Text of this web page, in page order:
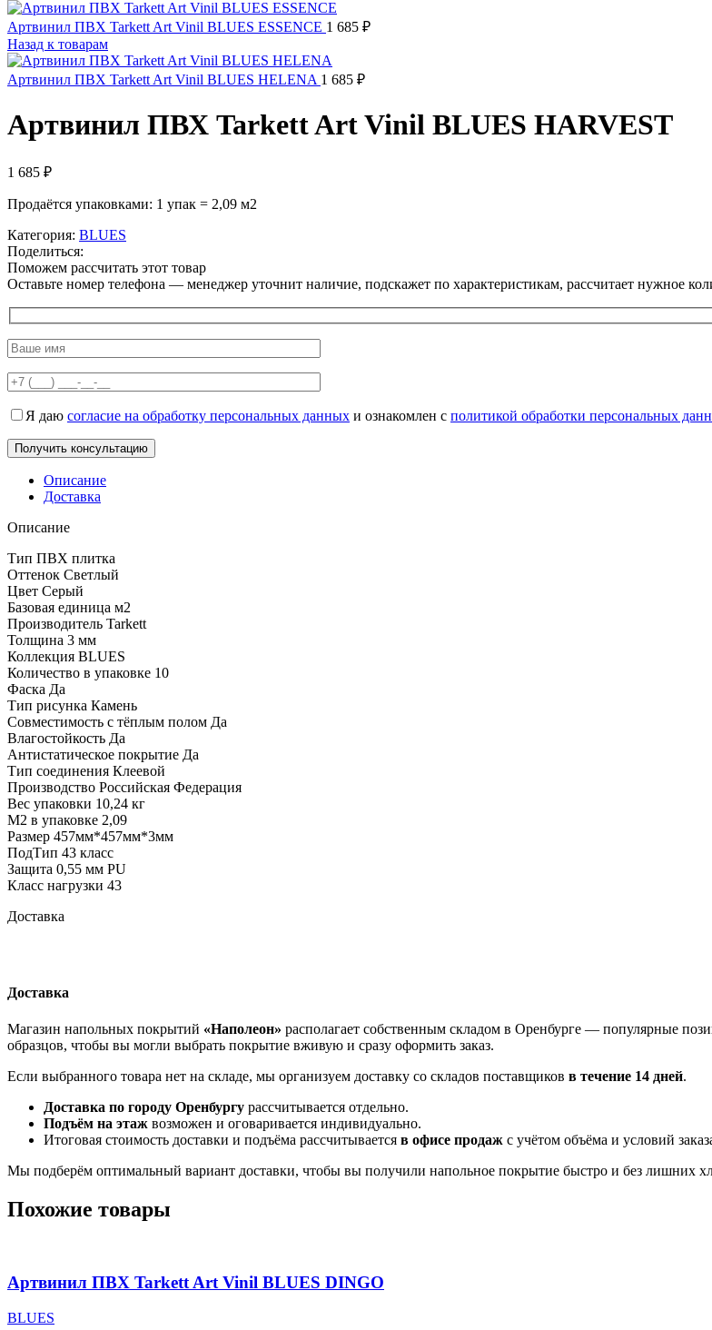
Артвинил ПВХ Tarkett Art Vinil BLUES ESSENCE 1 685 ₽
Назад к товарам
Артвинил ПВХ Tarkett Art Vinil BLUES HELENA 1 685 ₽
Артвинил ПВХ Tarkett Art Vinil BLUES HARVEST
1 685 ₽
Продаётся упаковками: 1 упак = 2,09 м2
Категория: BLUES
Поделиться:
Поможем рассчитать этот товар
Оставьте номер телефона — менеджер уточнит наличие, подскажет по характеристикам, рассчитает нужное
Я даю согласие на обработку персональных данных и ознакомлен с политикой обработки персональных
Описание
Доставка
Описание
Тип ПВХ плитка
Оттенок Светлый
Цвет Серый
Базовая единица м2
Производитель Tarkett
Толщина 3 мм
Коллекция BLUES
Количество в упаковке 10
Фаска Да
Тип рисунка Камень
Совместимость с тёплым полом Да
Влагостойкость Да
Антистатическое покрытие Да
Тип соединения Клеевой
Производство Российская Федерация
Вес упаковки 10,24 кг
М2 в упаковке 2,09
Размер 457мм*457мм*3мм
ПодТип 43 класс
Защита 0,55 мм PU
Класс нагрузки 43
Доставка
Доставка
Магазин напольных покрытий «Наполеон» располагает собственным складом в Оренбурге — популярные
образцов, чтобы вы могли выбрать покрытие вживую и сразу оформить заказ.
Если выбранного товара нет на складе, мы организуем доставку со складов поставщиков в течение 14 дней.
Доставка по городу Оренбургу рассчитывается отдельно.
Подъём на этаж возможен и оговаривается индивидуально.
Итоговая стоимость доставки и подъёма рассчитывается в офисе продаж с учётом объёма и условий
Мы подберём оптимальный вариант доставки, чтобы вы получили напольное покрытие быстро и без лишних
Похожие товары
Артвинил ПВХ Tarkett Art Vinil BLUES DINGO
BLUES